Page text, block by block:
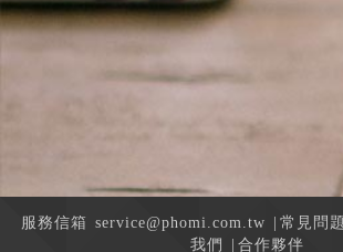
服務信箱 service@phomi.com.tw 常見問題
我們
合作夥伴